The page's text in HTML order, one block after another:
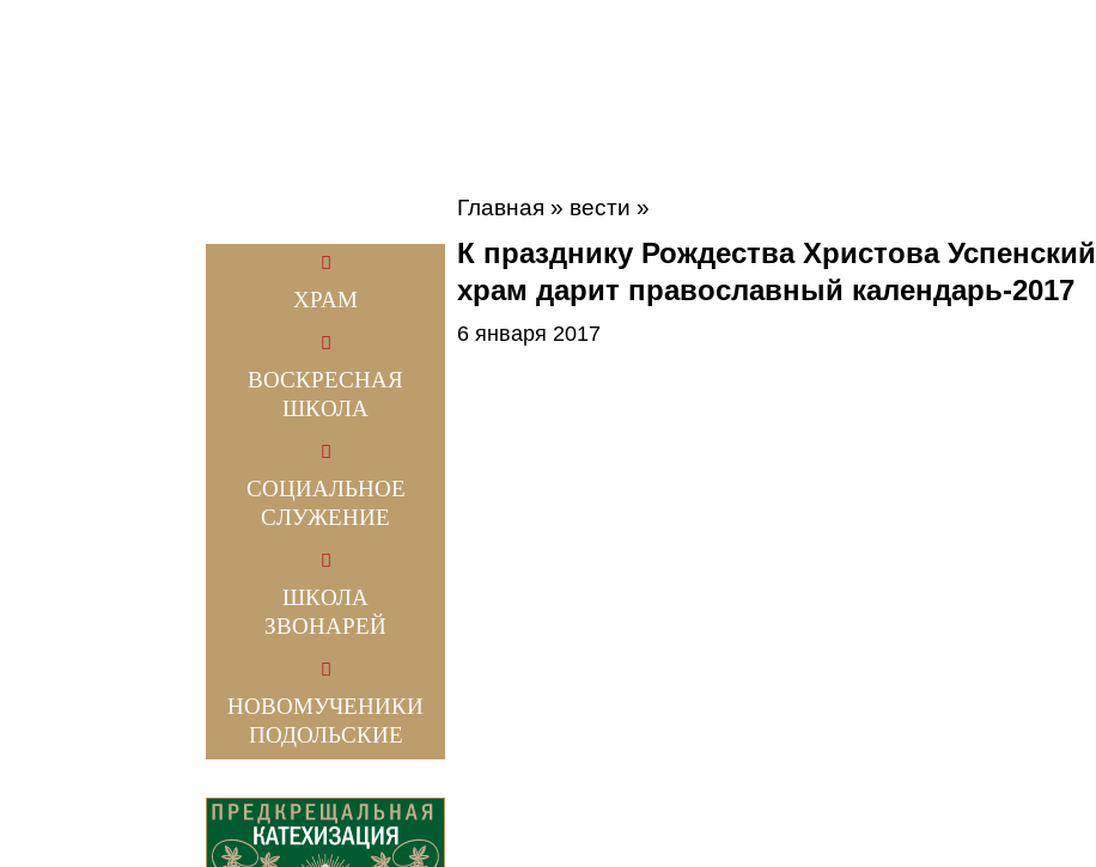
ХРАМ
ВОСКРЕСНАЯ
ШКОЛА
СОЦИАЛЬНОЕ
СЛУЖЕНИЕ
ШКОЛА
ЗВОНАРЕЙ
НОВОМУЧЕНИКИ
ПОДОЛЬСКИЕ
Главная » вести »
К празднику Рождества Христова Успенский
храм дарит православный календарь-2017
6 января 2017